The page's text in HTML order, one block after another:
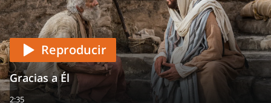
Reproducir
Gracias a Él
2:35